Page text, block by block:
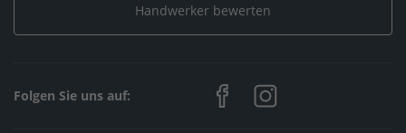
Handwerker bewerten
Folgen Sie uns auf: